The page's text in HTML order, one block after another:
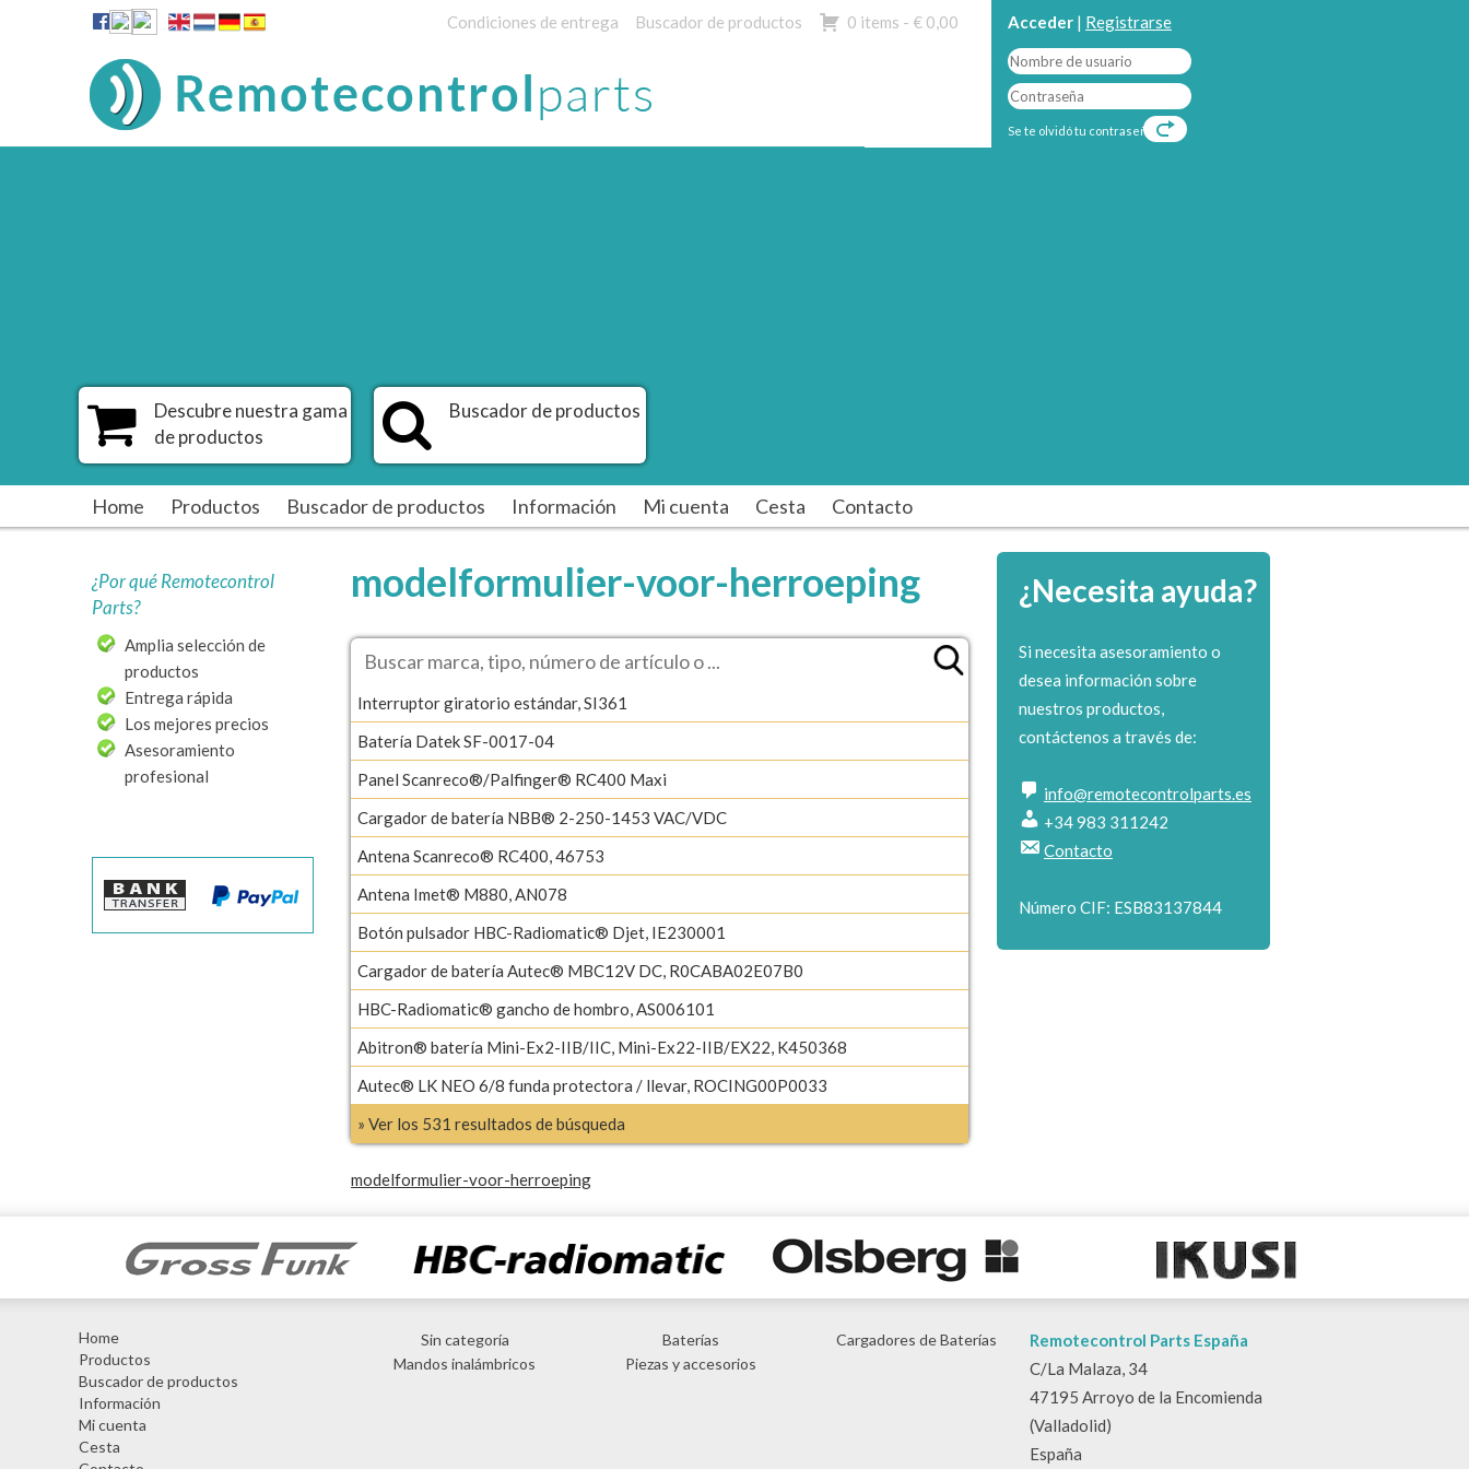
0 items - € 0,00
Condiciones de entrega Buscador de productos Acceder | Registrarse
Se te olvidó tu contraseña
Descubre nuestra gama
de productos
Buscador de productos
Home Productos Buscador de productos Información Mi cuenta Cesta Contacto
¿Por qué Remotecontrol
Parts?
Amplia selección de
productos
Entrega rápida
Los mejores precios
Asesoramiento
profesional
modelformulier-voor-herroeping
Interruptor giratorio estándar, SI361
Batería Datek SF-0017-04
Panel Scanreco®/Palfinger® RC400 Maxi
Cargador de batería NBB® 2-250-1453 VAC/VDC
Antena Scanreco® RC400, 46753
Antena Imet® M880, AN078
Botón pulsador HBC-Radiomatic® Djet, IE230001
Cargador de batería Autec® MBC12V DC, R0CABA02E07B0
HBC-Radiomatic® gancho de hombro, AS006101
Abitron® batería Mini-Ex2-IIB/IIC, Mini-Ex22-IIB/EX22, K450368
Autec® LK NEO 6/8 funda protectora / llevar, ROCING00P0033
» Ver los 531 resultados de búsqueda
modelformulier-voor-herroeping
¿Necesita ayuda?
Si necesita asesoramiento o
desea información sobre
nuestros productos,
contáctenos a través de:
info@remotecontrolparts.es
+34 983 311242
Contacto
Número CIF: ESB83137844
Home
Productos
Buscador de productos
Información
Mi cuenta
Cesta
Sin categoría Baterías
Cargadores de Baterías
Mandos inalámbricos
Piezas y accesorios
Remotecontrol Parts España
C/La Malaza, 34
47195 Arroyo de la Encomienda
(Valladolid)
España